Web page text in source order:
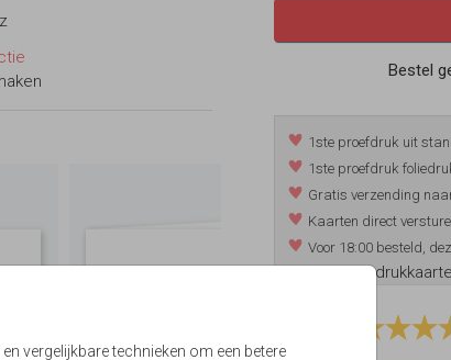
vergelijkbare technieken om een betere
Bestel
1ste proefdruk uit
1ste proefdruk
Gratis verzending
Kaarten direct
Voor 18:00 besteld,
*m.u.v.